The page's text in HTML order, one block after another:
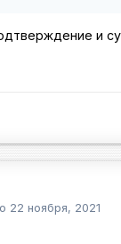
и
22 ноября, 2021